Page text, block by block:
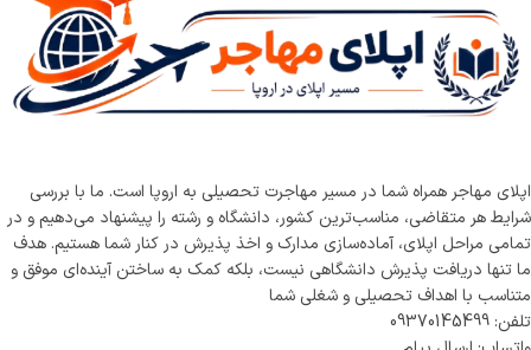
اپلای مهاجر همراه شما در مسیر مهاجرت تحصیلی به اروپا است. ما با بررسی
شرایط هر متقاضی، مناسب‌ترین کشور، دانشگاه و رشته را پیشنهاد می‌دهیم و در
تمامی مراحل اپلای، آماده‌سازی مدارک و اخذ پذیرش در کنار شما هستیم. هدف
ما تنها دریافت پذیرش دانشگاهی نیست، بلکه کمک به ساختن آینده‌ای موفق و
متناسب با اهداف تحصیلی و شغلی شما
تلفن: 09370145499